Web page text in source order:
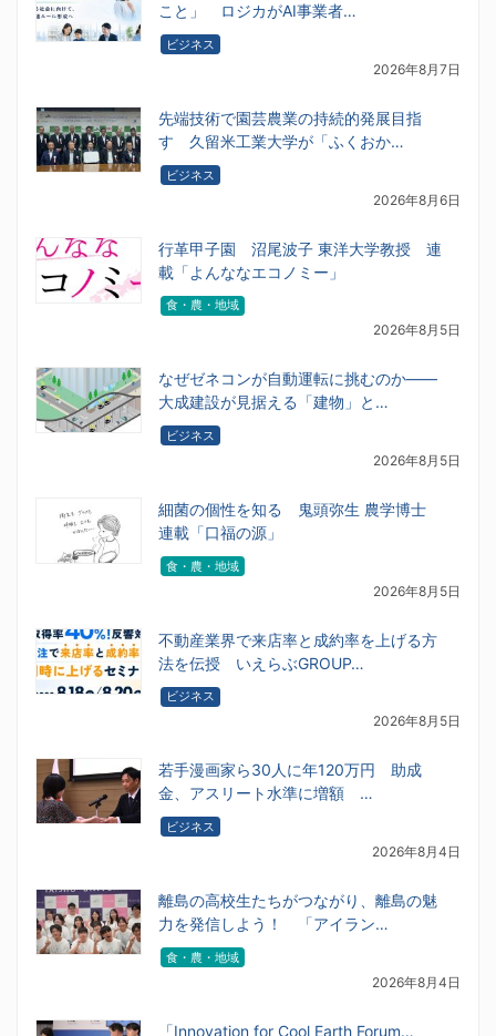
こと」 ロジカがAI事業者…
ビジネス
2026年8月7日
先端技術で園芸農業の持続的発展目指
す 久留米工業大学が「ふくおか…
ビジネス
2026年8月6日
行革甲子園 沼尾波子 東洋大学教授 連
載「よんななエコノミー」
食・農・地域
2026年8月5日
なぜゼネコンが自動運転に挑むのか――
大成建設が見据える「建物」と…
ビジネス
2026年8月5日
細菌の個性を知る 鬼頭弥生 農学博士
連載「口福の源」
食・農・地域
2026年8月5日
不動産業界で来店率と成約率を上げる方
法を伝授 いえらぶGROUP…
ビジネス
2026年8月5日
若手漫画家ら30人に年120万円 助成
金、アスリート水準に増額 …
ビジネス
2026年8月4日
離島の高校生たちがつながり、離島の魅
力を発信しよう！ 「アイラン…
食・農・地域
2026年8月4日
「Innovation for Cool Earth Forum…